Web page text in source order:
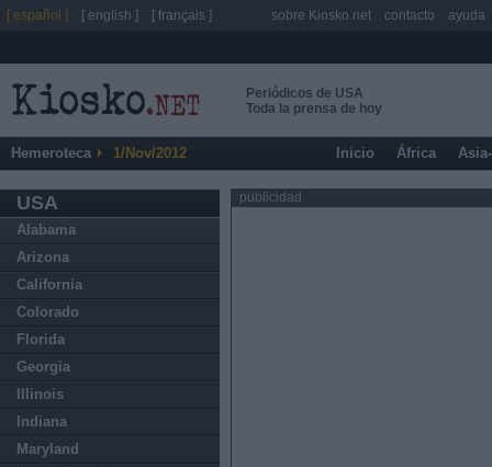
Periódicos de USA
Toda la prensa de hoy
Hemeroteca 1/Nov/2012 Inicio África
USA
Alabama
Arizona
California
Colorado
Florida
Georgia
Illinois
Indiana
Maryland
publicidad
[ español ] [ english ] [ français ] sobre Kiosko.net contacto ayuda